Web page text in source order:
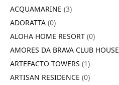
ACQUAMARINE (3)
ADORATTA (0)
ALOHA HOME RESORT (0)
AMORES DA BRAVA CLUB HOUSE
ARTEFACTO TOWERS (1)
ARTISAN RESIDENCE (0)